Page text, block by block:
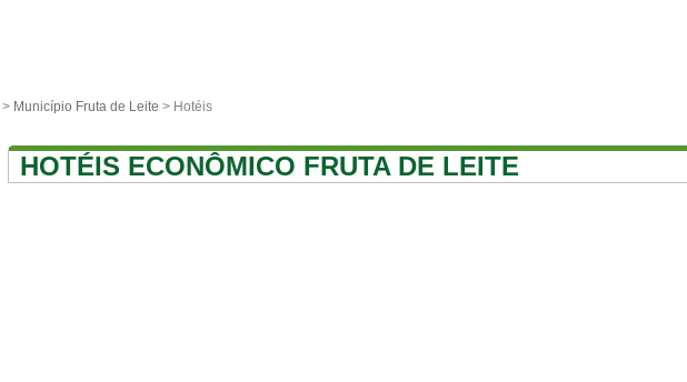
> Município Fruta de Leite > Hotéis
HOTÉIS ECONÔMICO FRUTA DE LEITE